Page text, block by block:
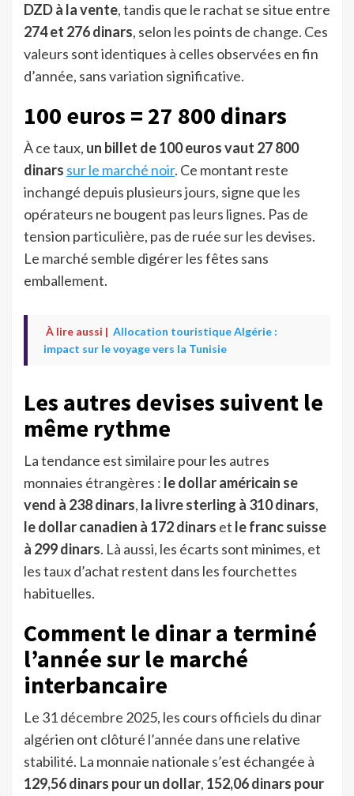
DZD à la vente, tandis que le rachat se situe entre
274 et 276 dinars, selon les points de change. Ces
valeurs sont identiques à celles observées en fin
d’année, sans variation significative.
100 euros = 27 800 dinars
À ce taux, un billet de 100 euros vaut 27 800
dinars sur le marché noir. Ce montant reste
inchangé depuis plusieurs jours, signe que les
opérateurs ne bougent pas leurs lignes. Pas de
tension particulière, pas de ruée sur les devises.
Le marché semble digérer les fêtes sans
emballement.
À lire aussi | Allocation touristique Algérie :
impact sur le voyage vers la Tunisie
Les autres devises suivent le
même rythme
La tendance est similaire pour les autres
monnaies étrangères : le dollar américain se
vend à 238 dinars, la livre sterling à 310 dinars,
le dollar canadien à 172 dinars et le franc suisse
à 299 dinars. Là aussi, les écarts sont minimes, et
les taux d’achat restent dans les fourchettes
habituelles.
Comment le dinar a terminé
l’année sur le marché
interbancaire
Le 31 décembre 2025, les cours officiels du dinar
algérien ont clôturé l’année dans une relative
stabilité. La monnaie nationale s’est échangée à
129,56 dinars pour un dollar, 152,06 dinars pour